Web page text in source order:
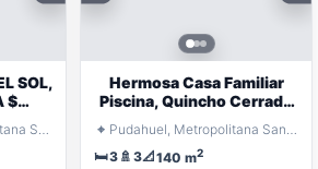
SOL,
$
Puente Alto, Metropolitana Santiago
Hermosa Casa Familiar
Piscina, Quincho Cerrado
⌖ Pudahuel, Metropolitana Santiago
🛏️3 🚿 3📐140 m2